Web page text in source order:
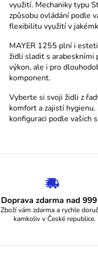
využití. Mechaniky typu
způsobu ovládání podle
flexibilitu využití v
MAYER 1255 plní i
židli sladit s arabeskními
výkon, ale i pro
komponent.
Vyberte si svoji židli z
komfort a zajistí
konfiguraci podle vašich
Doprava zdarma nad
Zboží vám zdarma a rychle
kamkoliv v České republice.